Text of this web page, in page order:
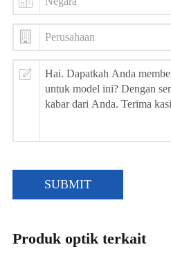
SUBMIT
Produk optik terkait